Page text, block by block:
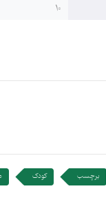
10
برچسب کودک